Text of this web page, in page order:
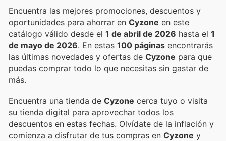
Encuentra las mejores promociones, descuentos y
oportunidades para ahorrar en Cyzone en este
catálogo válido desde el 1 de abril de 2026 hasta el 1
de mayo de 2026 . En estas 100 páginas encontrarás
las últimas novedades y ofertas de Cyzone para que
puedas comprar todo lo que necesitas sin gastar de
más.
Encuentra una tienda de Cyzone cerca tuyo o visita
su tienda digital para aprovechar todos los
descuentos en estas fechas. Olvídate de la inflación y
comienza a disfrutar de tus compras en Cyzone y